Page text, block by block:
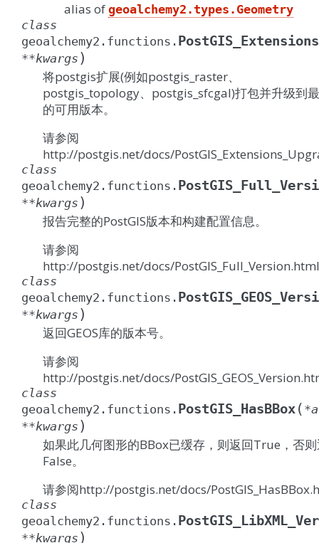
alias of geoalchemy2.types.Geometry
class
geoalchemy2.functions.
**kwargs )
将postgis扩展(例如postgis_raster、
postgis_topology、postgis_sfcgal)打包并升级到
的可用版本。
请参阅
http://postgis.net/docs/
class
geoalchemy2.functions.
**kwargs )
报告完整的PostGIS版本和构建配置信息。
请参阅
http://postgis.net/docs/PostGIS_Full_Version.html
class
geoalchemy2.functions.
**kwargs )
返回GEOS库的版本号。
请参阅
http://postgis.net/docs/
class
geoalchemy2.functions. PostGIS_HasBBox( *
**kwargs )
如果此几何图形的BBox已缓存，则返回True，否
False。
请参阅http://postgis.net/docs/
class
geoalchemy2.functions.
**kwargs )